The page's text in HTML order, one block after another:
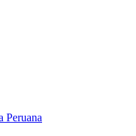
Peruana